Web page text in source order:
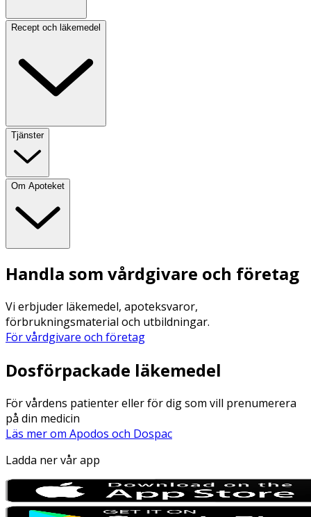
Recept och läkemedel
Tjänster
Om Apoteket
Handla som vårdgivare och företag
Vi erbjuder läkemedel, apoteksvaror,
förbrukningsmaterial och utbildningar.
För vårdgivare och företag
Dosförpackade läkemedel
För vårdens patienter eller för dig som vill prenumerera
på din medicin
Läs mer om Apodos och Dospac
Ladda ner vår app